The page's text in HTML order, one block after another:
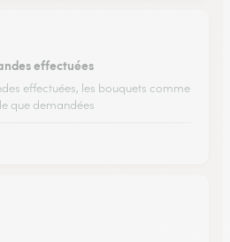
effectuées
effectuées, les bouquets comme
que demandées